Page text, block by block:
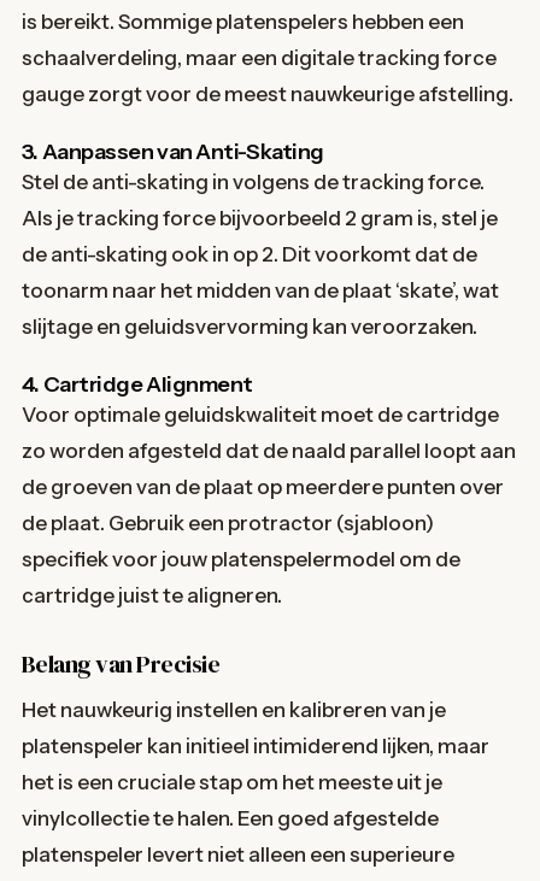
is bereikt. Sommige platenspelers hebben een
schaalverdeling, maar een digitale tracking force
gauge zorgt voor de meest nauwkeurige afstelling.
3. Aanpassen van Anti-Skating
Stel de anti-skating in volgens de tracking force.
Als je tracking force bijvoorbeeld 2 gram is, stel je
de anti-skating ook in op 2. Dit voorkomt dat de
toonarm naar het midden van de plaat ‘skate’, wat
slijtage en geluidsvervorming kan veroorzaken.
4. Cartridge Alignment
Voor optimale geluidskwaliteit moet de cartridge
zo worden afgesteld dat de naald parallel loopt aan
de groeven van de plaat op meerdere punten over
de plaat. Gebruik een protractor (sjabloon)
specifiek voor jouw platenspelermodel om de
cartridge juist te aligneren.
Belang van Precisie
Het nauwkeurig instellen en kalibreren van je
platenspeler kan initieel intimiderend lijken, maar
het is een cruciale stap om het meeste uit je
vinylcollectie te halen. Een goed afgestelde
platenspeler levert niet alleen een superieure